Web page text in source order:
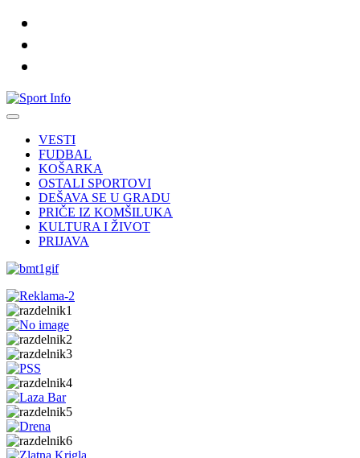
VESTI
FUDBAL
KOŠARKA
OSTALI SPORTOVI
DEŠAVA SE U GRADU
PRIČE IZ KOMŠILUKA
KULTURA I ŽIVOT
PRIJAVA